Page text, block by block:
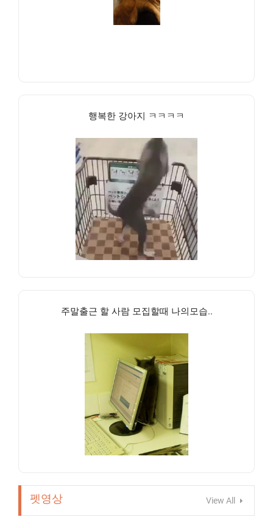
행복한 강아지 ㅋㅋㅋㅋ
주말출근 할 사람 모집할때 나의모습..
펫영상 View All